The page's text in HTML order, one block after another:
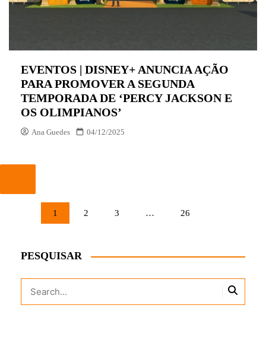
EVENTOS | DISNEY+ ANUNCIA AÇÃO
PARA PROMOVER A SEGUNDA
TEMPORADA DE ‘PERCY JACKSON E
OS OLIMPIANOS’
Ana Guedes 04/12/2025
PAGINAÇÃO
1 2 3 … 26
PESQUISAR